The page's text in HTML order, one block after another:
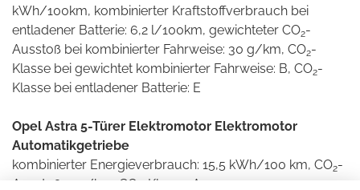
kWh/100km, kombinierter Kraftstoffverbrauch bei
entladener Batterie: 6,2 l/100km, gewichteter CO2-
Ausstoß bei kombinierter Fahrweise: 30 g/km, CO2-
Klasse bei gewichtet kombinierter Fahrweise: B, CO2-
Klasse bei entladener Batterie: E
Opel Astra 5-Türer Elektromotor Elektromotor
Automatikgetriebe
kombinierter Energieverbrauch: 15,5 kWh/100 km, CO2-
Ausstoß: 0 g/km, CO
-Klasse: A